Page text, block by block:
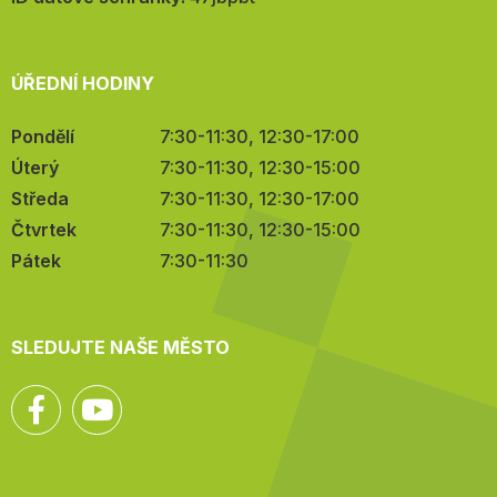
ÚŘEDNÍ HODINY
Pondělí
7:30-11:30, 12:30-17:00
Úterý
7:30-11:30, 12:30-15:00
Středa
7:30-11:30, 12:30-17:00
Čtvrtek
7:30-11:30, 12:30-15:00
Pátek
7:30-11:30
SLEDUJTE NAŠE MĚSTO
Facebook